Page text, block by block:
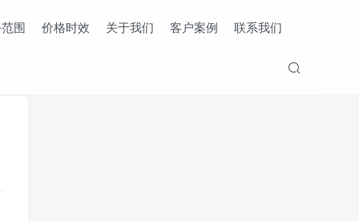
围 价格时效 关于我们 客户案例 联系我们